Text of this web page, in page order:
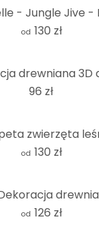
od 130 zł
96 zł
od 130 zł
od 126 zł